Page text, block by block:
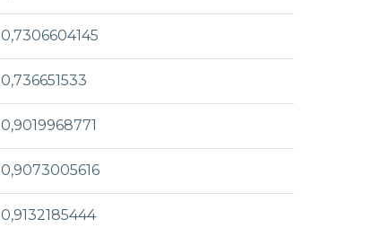
0,7306604145
0,736651533
0,9019968771
0,9073005616
0,9132185444